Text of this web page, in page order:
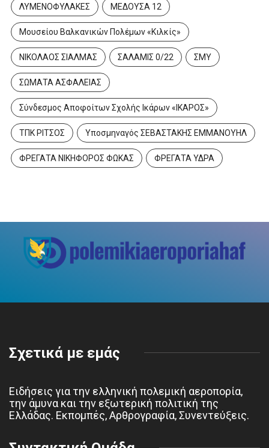
ΛΥΜΕΝΟΦΥΛΑΚΕΣ ΜΕΔΟΥΣΑ 12
Μουσείου Βαλκανικών Πολέμων «Κιλκίς»
ΝΙΚΟΛΑΟΣ ΣΙΑΛΜΑΣ ΣΑΛΑΜΙΣ 0/22 ΣΜΥ
ΣΩΜΑΤΑ ΑΣΦΑΛΕΙΑΣ
Σύνδεσμος Αποφοίτων Σχολής Ικάρων «ΙΚΑΡΟΣ»
ΤΠΚ ΡΙΤΣΟΣ Υποσμηναγός ΣΕΒΑΣΤΑΚΗΣ ΕΜΜΑΝΟΥΗΛ
ΦΡΕΓΑΤΑ ΝΙΚΗΦΟΡΟΣ ΦΩΚΑΣ ΦΡΕΓΑΤΑ ΥΔΡΑ
Σχετικά με εμάς
Ειδήσεις για την ελληνική πολεμική αεροπορία,
την άμυνα και την εξωτερική πολιτική της
Ελλάδας. Εκπομπές, Αρθρογραφία, Συνεντεύξεις.